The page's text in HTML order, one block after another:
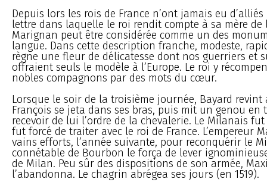
Depuis lors les rois de France n’ont jamais eu
lettre dans laquelle le roi rendit compte à sa mère
Marignan peut être considérée comme un des
langue. Dans cette description franche, modeste,
règne une fleur de délicatesse dont nos guerriers et
offraient seuls le modèle à l’Europe. Le roi y
nobles compagnons par des mots du cœur.
Lorsque le soir de la troisième journée, Bayard revint
François se jeta dans ses bras, puis mit un genou en
recevoir de lui l’ordre de la chevalerie. Le Milanais
fut forcé de traiter avec le roi de France. L’empereur
vains efforts, l’année suivante, pour reconquérir le
connétable de Bourbon le força de lever
de Milan. Peu sûr des dispositions de son armée,
l’abandonna. Le chagrin abrégea ses jours (en 1519).